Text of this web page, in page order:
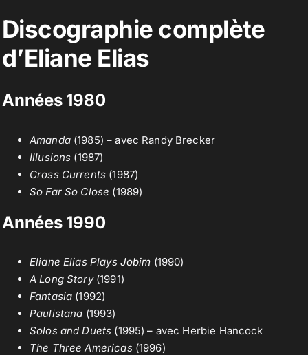
Discographie complète
d’Eliane Elias
Années 1980
Amanda(1985) – avec Randy Brecker
Illusions (1987)
Cross Currents (1987)
So Far So Close (1989)
Années 1990
Eliane Elias Plays Jobim (1990)
A Long Story(1991)
Fantasia (1992)
Paulistana (1993)
Solos and Duets (1995) – avec Herbie Hancock
The Three Americas(1996)